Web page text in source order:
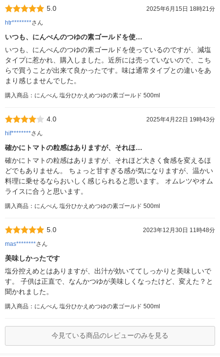
5.0
2025年6月15日 18時21分
htr********さん
いつも、にんべんのつゆの素ゴールドを使…
いつも、にんべんのつゆの素ゴールドを使っているのですが、減塩
タイプに惹かれ、購入しました。近所には売っていないので、こち
らで買うことが出来て良かったです。味は通常タイプとの違いをあ
まり感じませんでした。
購入商品：にんべん 塩分ひかえめつゆの素ゴールド 500ml
4.0
2025年4月22日 19時43分
hif********さん
確かにトマトの粒感はありますが、それほ…
確かにトマトの粒感はありますが、それほど大きく食感を変えるほ
どでもありません。 ちょっと甘すぎる感が気になりますが、温かい
料理に乗せるならおいしく感じられると思います。 オムレツやオム
ライスに合うと思います。
購入商品：にんべん 塩分ひかえめつゆの素ゴールド 500ml
5.0
2023年12月30日 11時48分
mas********さん
美味しかったです
塩分控えめとはありますが、出汁が効いててしっかりと美味しいで
す。 子供は正直で、なんかつゆが美味しくなったけど、変えた？と
聞かれました。
購入商品：にんべん 塩分ひかえめつゆの素ゴールド 500ml
今見ている商品のレビューのみを見る